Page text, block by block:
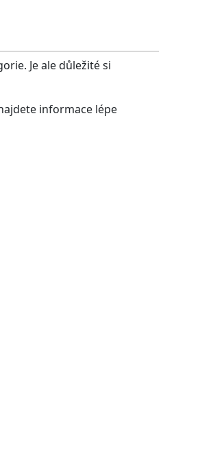
Je ale důležité si
informace lépe